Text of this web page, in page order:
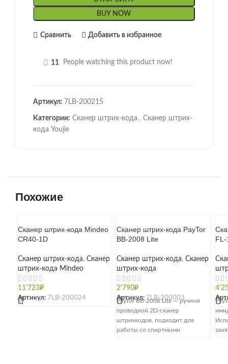
BUY NOW
Сравнить Добавить в избранное
11 People watching this product now!
Артикул: 7LB-200215
Категории: Сканер штрих-кода , Сканер штрих-
кода Youjie
Похожие
Сканер штрих-кода Mindeo
CR40-1D
Сканер штрих-кода, Сканер
штрих-кода Mindeo
11'723₽
Артикул: 7LB-200024
[]
Сканер штрих-кода PayTor
BB-2008 Lite
Сканер штрих-кода, Сканер
штрих-кода
2'790₽
Артикул: 7LB-200003
PayTor BB-2008 Lite — ручной
проводной 2D-сканер
штрихкодов, подходит для
работы со спиртными